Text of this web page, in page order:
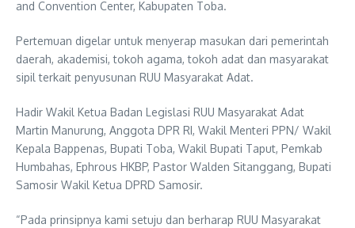
and Convention Center, Kabupaten Toba.
Pertemuan digelar untuk menyerap masukan dari pemerintah
daerah, akademisi, tokoh agama, tokoh adat dan masyarakat
sipil terkait penyusunan RUU Masyarakat Adat.
Hadir Wakil Ketua Badan Legislasi RUU Masyarakat Adat
Martin Manurung, Anggota DPR RI, Wakil Menteri PPN/ Wakil
Kepala Bappenas, Bupati Toba, Wakil Bupati Taput, Pemkab
Humbahas, Ephrous HKBP, Pastor Walden Sitanggang, Bupati
Samosir Wakil Ketua DPRD Samosir.
“Pada prinsipnya kami setuju dan berharap RUU Masyarakat